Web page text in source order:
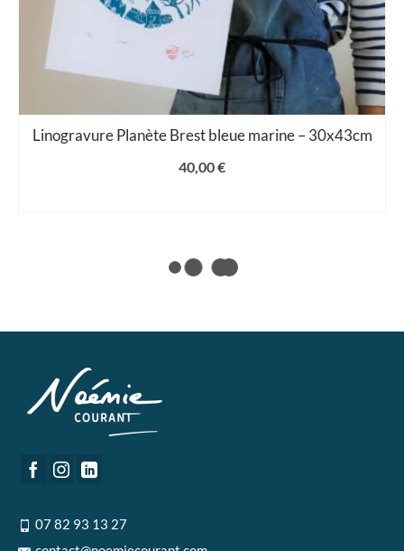
Linogravure Planète Brest bleue marine – 30x43cm
40,00€
07 82 93 13 27